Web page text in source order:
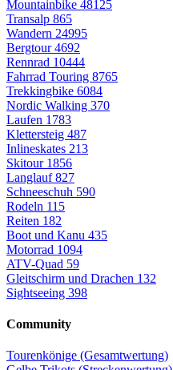
Mountainbike 48125
Transalp 865
Wandern 24995
Bergtour4692
Rennrad 10444
Fahrrad Touring 8765
Trekkingbike 6084
Nordic Walking 370
Laufen 1783
Klettersteig 487
Inlineskates 213
Skitour 1856
Langlauf827
Schneeschuh 590
Rodeln 115
Reiten 182
Boot und Kanu 435
Motorrad 1094
ATV-Quad 59
Gleitschirm und Drachen 132
Sightseeing 398
Community
Tourenkönige (Gesamtwertung)